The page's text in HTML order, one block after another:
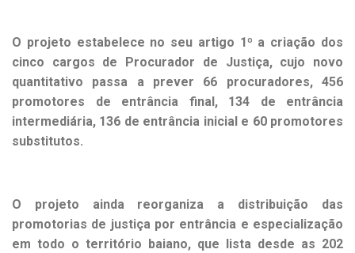
O projeto estabelece no seu artigo 1º a criação dos
cinco cargos de Procurador de Justiça, cujo novo
quantitativo passa a prever 66 procuradores, 456
promotores de entrância final, 134 de entrância
intermediária, 136 de entrância inicial e 60 promotores
substitutos.
O projeto ainda reorganiza a distribuição das
promotorias de justiça por entrância e especialização
em todo o território baiano, que lista desde as 202